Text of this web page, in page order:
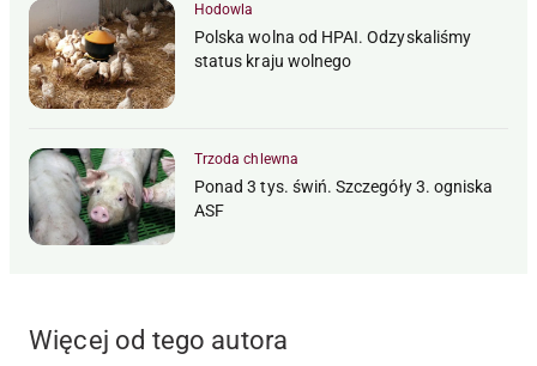
Hodowla
Polska wolna od HPAI. Odzyskaliśmy
status kraju wolnego
Trzoda chlewna
Ponad 3 tys. świń. Szczegóły 3. ogniska
ASF
Więcej od tego autora